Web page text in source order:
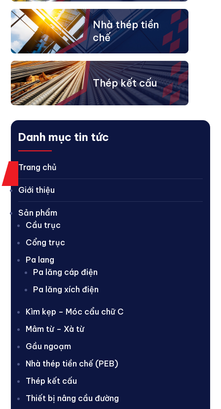
Nhà thép tiền
chế
Thép kết cấu
Danh mục tin tức
Trang chủ
Giới thiệu
Sản phẩm
Cầu trục
Cổng trục
Pa lang
Pa lăng cáp điện
Pa lăng xích điện
Kìm kẹp – Móc cẩu chữ C
Mâm từ – Xà từ
Gầu ngoạm
Nhà thép tiền chế (PEB)
Thép kết cấu
Thiết bị nâng cầu đường